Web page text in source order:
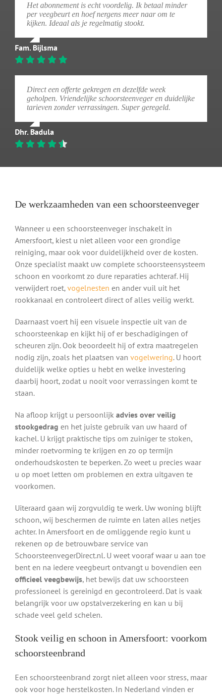
Het abonnement is echt voordelig. Ik betaal minder
per veegbeurt en hoef nergens meer naar om te
kijken. Ideaal als je regelmatig stookt.
Fam. Bijlsma
Direct een offerte gekregen en dezelfde week
geholpen. Vriendelijke schoorsteenveger en duidelijke
tarieven zonder verrassingen. Super geregeld.
Dhr. Badula
De werkzaamheden van een schoorsteenveger
Wanneer u een schoorsteenveger inschakelt in
Amersfoort, kiest u niet alleen voor een grondige
reiniging, maar ook voor duidelijkheid over de kosten.
Onze specialist maakt uw complete schoorsteensysteem
schoon en voorkomt zo dure reparaties achteraf. Hij
verwijdert roet, vogelnesten en ander vuil uit het
rookkanaal en controleert direct of alles veilig werkt.
Daarnaast voert hij een visuele inspectie uit van de
schoorsteenkap en kijkt hij of er beschadigingen of
scheuren zijn. Ook beoordeelt hij of extra maatregelen
nodig zijn, zoals het plaatsen van vogelwering. U hoort
duidelijk welke opties u hebt en welke investering
daarbij hoort, zodat u nooit voor verrassingen komt te
staan.
Na afloop krijgt u persoonlijk advies over veilig
stookgedrag en het juiste gebruik van uw haard of
kachel. U krijgt praktische tips om zuiniger te stoken,
minder roetvorming te krijgen en zo op termijn
onderhoudskosten te beperken. Zo weet u precies waar
u op moet letten om problemen en extra uitgaven te
voorkomen.
Uiteraard gaan wij zorgvuldig te werk. Uw woning blijft
schoon, wij beschermen de ruimte en laten alles netjes
achter. In Amersfoort en de omliggende regio kunt u
rekenen op de betrouwbare service van
SchoorsteenvegerDirect.nl. U weet vooraf waar u aan toe
bent en na iedere veegbeurt ontvangt u bovendien een
officieel veegbewijs, het bewijs dat uw schoorsteen
professioneel is gereinigd en gecontroleerd. Dat is vaak
belangrijk voor uw opstalverzekering en kan u bij
schade veel geld schelen.
Stook veilig en schoon in Amersfoort: voorkom
schoorsteenbrand
Een schoorsteenbrand zorgt niet alleen voor stress, maar
ook voor hoge herstelkosten. In Nederland vinden er